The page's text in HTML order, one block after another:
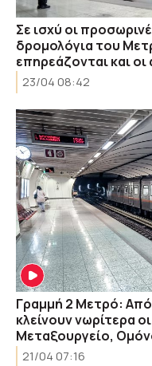
Σε ισχύ οι
δρομολόγια του
επηρεάζονται και
23/04 08:42
Γραμμή 2 Μετρό: Από
κλείνουν νωρίτερα
Μεταξουργείο,
21/04 07:16